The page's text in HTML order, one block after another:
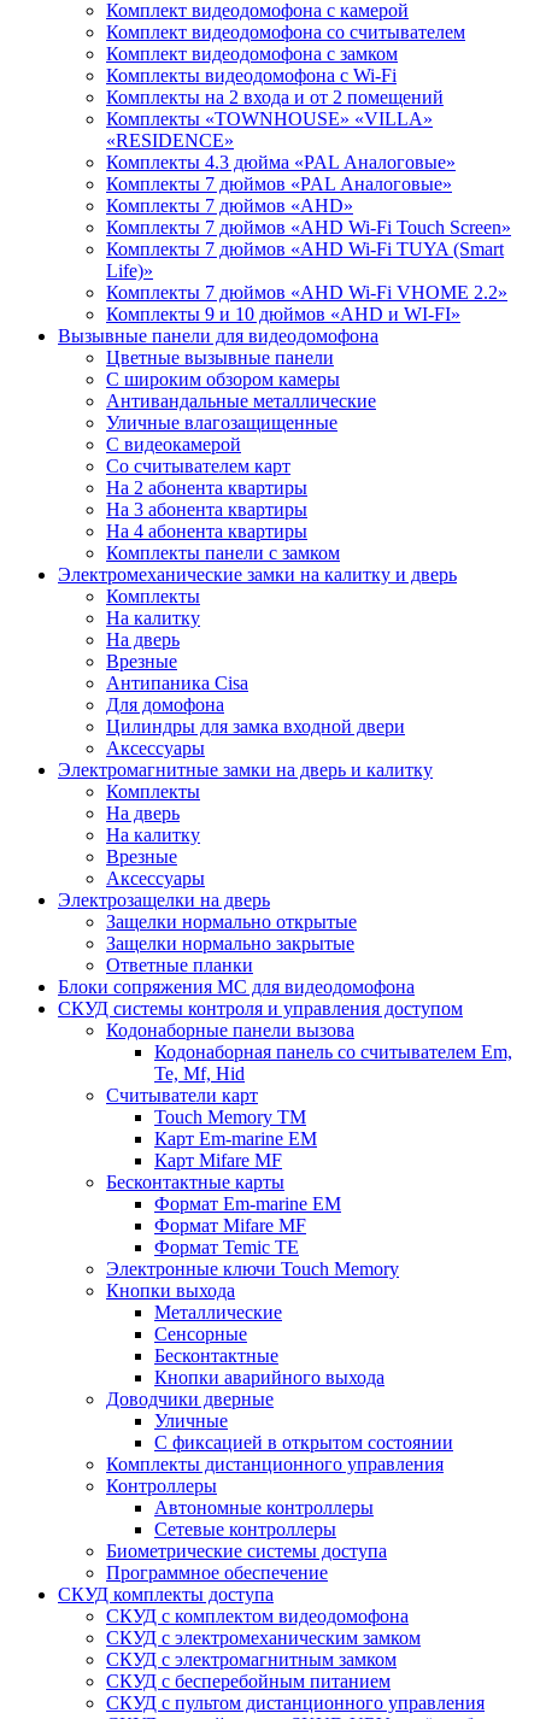
Комплект видеодомофона с камерой
Комплект видеодомофона со считывателем
Комплект видеодомофона c замком
Комплекты видеодомофона с Wi-Fi
Комплекты на 2 входа и от 2 помещений
Комплекты «TOWNHOUSE» «VILLA»
«RESIDENCE»
Комплекты 4.3 дюйма «PAL Аналоговые»
Комплекты 7 дюймов «PAL Аналоговые»
Комплекты 7 дюймов «AHD»
Комплекты 7 дюймов «AHD Wi-Fi Touch Screen»
Комплекты 7 дюймов «AHD Wi-Fi TUYA (Smart
Life)»
Комплекты 7 дюймов «AHD Wi-Fi VHOME 2.2»
Комплекты 9 и 10 дюймов «AHD и WI-FI»
Вызывные панели для видеодомофона
Цветные вызывные панели
С широким обзором камеры
Антивандальные металлические
Уличные влагозащищенные
С видеокамерой
Со считывателем карт
На 2 абонента квартиры
На 3 абонента квартиры
На 4 абонента квартиры
Комплекты панели с замком
Электромеханические замки на калитку и дверь
Комплекты
На калитку
На дверь
Врезные
Антипаника Cisa
Для домофона
Цилиндры для замка входной двери
Аксессуары
Электромагнитные замки на дверь и калитку
Комплекты
На дверь
На калитку
Врезные
Аксессуары
Электрозащелки на дверь
Защелки нормально открытые
Защелки нормально закрытые
Ответные планки
Блоки сопряжения МС для видеодомофона
СКУД системы контроля и управления доступом
Кодонаборные панели вызова
Кодонаборная панель со считывателем Em,
Te, Mf, Hid
Считыватели карт
Touch Memory TM
Карт Em-marine EM
Карт Mifare MF
Бесконтактные карты
Формат Em-marine EM
Формат Mifare MF
Формат Temic TE
Электронные ключи Touch Memory
Кнопки выхода
Металлические
Сенсорные
Бесконтактные
Кнопки аварийного выхода
Доводчики дверные
Уличные
С фиксацией в открытом состоянии
Комплекты дистанционного управления
Контроллеры
Автономные контроллеры
Сетевые контроллеры
Биометрические системы доступа
Программное обеспечение
СКУД комплекты доступа
СКУД с комплектом видеодомофона
СКУД с электромеханическим замком
СКУД с электромагнитным замком
СКУД с бесперебойным питанием
СКУД с пультом дистанционного управления